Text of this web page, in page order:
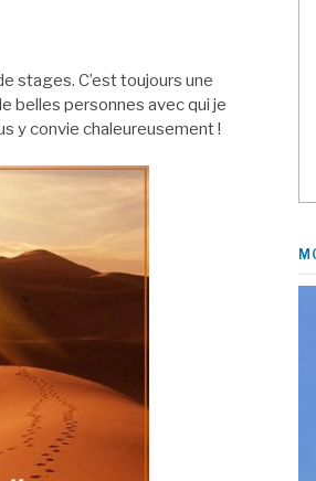
stages. C’est toujours une
belles personnes avec qui je
y convie chaleureusement !